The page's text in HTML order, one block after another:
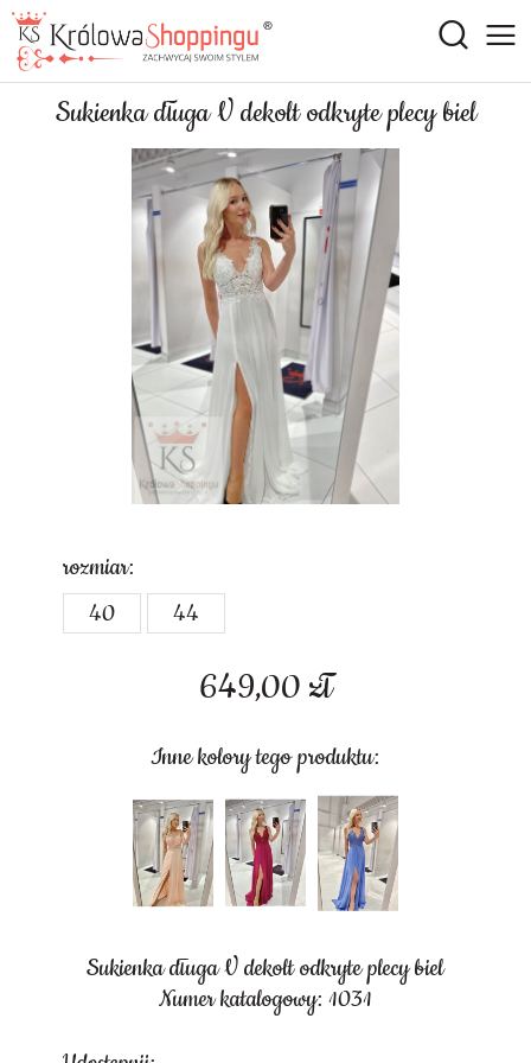
Sukienka długa V dekolt odkryte plecy biel
649,00 zł
Inne kolory tego produktu:
rozmiar:
40
44
Sukienka długa V dekolt odkryte plecy biel
Numer katalogowy: 1031